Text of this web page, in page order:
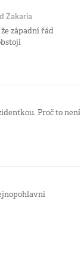
Zakaria
západní řád
Proč to není